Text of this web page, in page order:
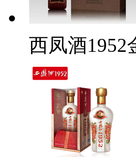
西凤酒1952